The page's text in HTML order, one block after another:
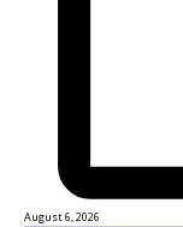
August 6, 2026